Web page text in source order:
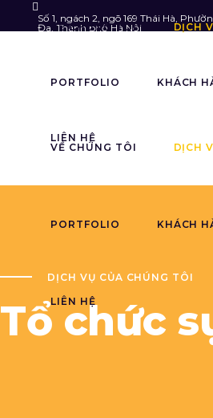
Số 1, ngách 2, ngõ 169 Thái Hà,
Đa, Thành phố Hà Nội
VỀ CHÚNG TÔI DỊCH
PORTFOLIO KHÁCH
LIÊN HỆ
VỀ CHÚNG TÔI DỊCH
PORTFOLIO KHÁCH
LIÊN HỆ
DỊCH VỤ CỦA CHÚNG TÔI
Tổ chức